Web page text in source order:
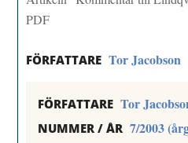
PDF
FÖRFATTARE Tor Jacobson
FÖRFATTARE Tor
NUMMER / ÅR 7/2003